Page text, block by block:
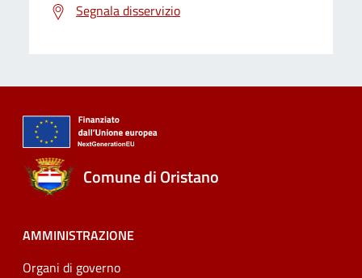
Segnala disservizio
Comune di Oristano
AMMINISTRAZIONE
Organi di governo